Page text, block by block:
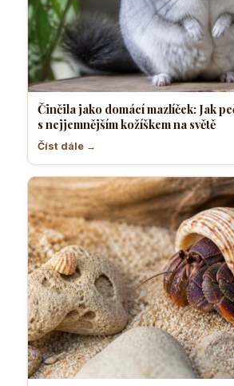
Činčila jako domácí mazlíček: Jak
s nejjemnějším kožíškem na světě
Číst dále →